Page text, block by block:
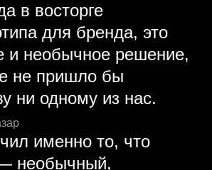
в восторге
для бренда, это
и необычное решение,
не пришло бы
ни одному из нас.
именно то, что
необычный,